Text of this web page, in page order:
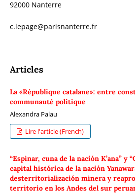
92000 Nanterre
c.lepage@parisnanterre.fr
Articles
La «République catalane»: entre
communauté politique
Alexandra Palau
Lire l'article (French)
“Espinar, cuna de la nación K’ana” y
capital histórica de la nación
desterritorialización minera y
territorio en los Andes del sur